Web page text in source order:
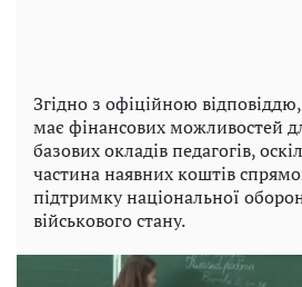
Згідно з офіційною
має фінансових можливостей
базових окладів педагогів,
частина наявних коштів
підтримку національної
військового стану.